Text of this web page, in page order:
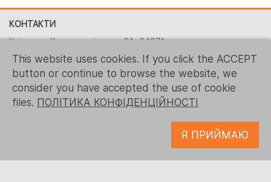
КОНТАКТИ
Київ, вул. Костянтинівська, 2A, 04071
+380 (44) 496-2151
+ 1 (267) 544-7117
contact-us@logrusit.com
This website uses cookies. If you click the ACCEPT
button or continue to browse the website, we
consider you have accepted the use of cookie
files. ПОЛІТИКА КОНФІДЕНЦІЙНОСТІ
Я ПРИЙМАЮ